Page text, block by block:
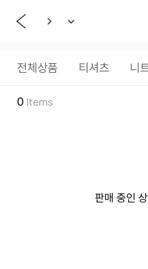
전체상품 티셔츠 니
0 Items
판매 중인